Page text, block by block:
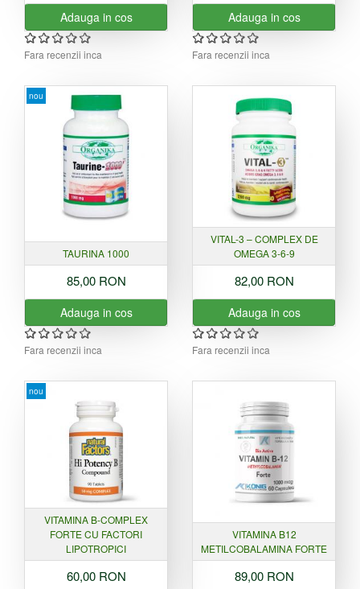
Adauga in cos
Fara recenzii inca
Adauga in cos
Fara recenzii inca
nou
TAURINA 1000
85,00 RON
Adauga in cos
Fara recenzii inca
VITAL-3 – COMPLEX DE
OMEGA 3-6-9
82,00 RON
Adauga in cos
Fara recenzii inca
nou
VITAMINA B-COMPLEX
FORTE CU FACTORI
LIPOTROPICI
60,00 RON
VITAMINA B12
METILCOBALAMINA FORTE
89,00 RON